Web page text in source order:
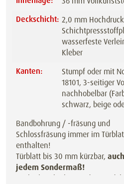
Deckschicht: 2,0 mm
wasserfeste
Kleber
Kanten:
Stumpf oder mit
18101, 3-seitiger
nachhobelbar
schwarz, beige
Bandbohrung / -fräsung und
Schlossfräsung immer im
enthalten!
Türblatt bis 30 mm kürzbar,
jedem Sondermaß!
Auch als Schiebetür oder